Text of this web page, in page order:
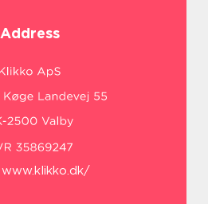
Address
www.klikko.dk/